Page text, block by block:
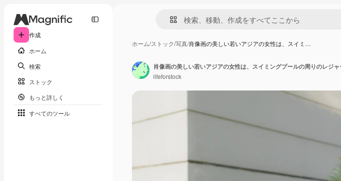
作成
ホーム
検索
ストック
もっと詳しく
すべてのツール
ホーム/ストック/写真/肖像画の美しい若いアジアの女性は、スイミ…
lifeforstock